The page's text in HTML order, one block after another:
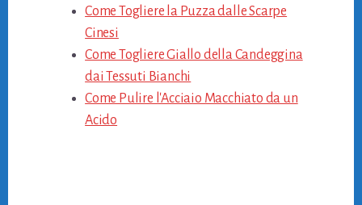
Come Togliere la Puzza dalle Scarpe
Cinesi
Come Togliere Giallo della Candeggina
dai Tessuti Bianchi
Come Pulire l'Acciaio Macchiato da un
Acido